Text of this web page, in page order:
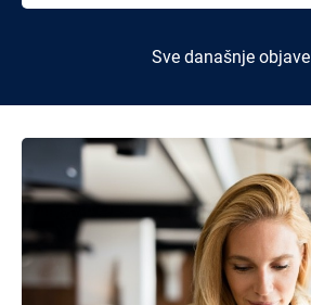
Sve današnje objave